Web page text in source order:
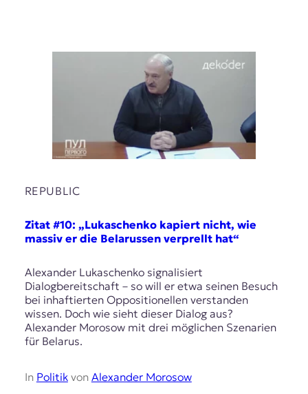
REPUBLIC
Zitat #10: „Lukaschenko kapiert nicht, wie
massiv er die Belarussen verprellt hat“
Alexander Lukaschenko signalisiert
Dialogbereitschaft – so will er etwa seinen Besuch
bei inhaftierten Oppositionellen verstanden
wissen. Doch wie sieht dieser Dialog aus?
Alexander Morosow mit drei möglichen Szenarien
für Belarus.
In Politikvon Alexander Morosow